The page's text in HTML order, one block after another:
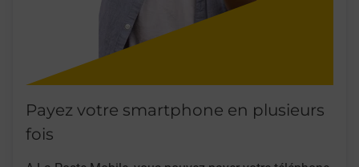
Payez votre smartphone en plusieurs
fois